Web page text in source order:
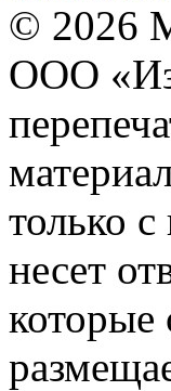
© 2026
ООО
только
несет
которые